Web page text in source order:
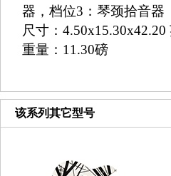
器，档位3 ：琴颈拾音器
尺寸： 4.50x15.30x42.20
重量： 11.30磅
该系列其它型号